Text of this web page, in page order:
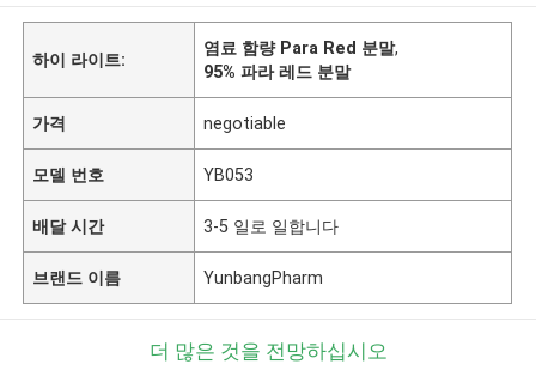
하이 라이트:
염료 함량 Para Red 분말,
95% 파라 레드 분말
가격 negotiable
모델 번호 YB053
배달 시간 3-5 일로 일합니다
브랜드 이름 YunbangPharm
더 많은 것을 전망하십시오